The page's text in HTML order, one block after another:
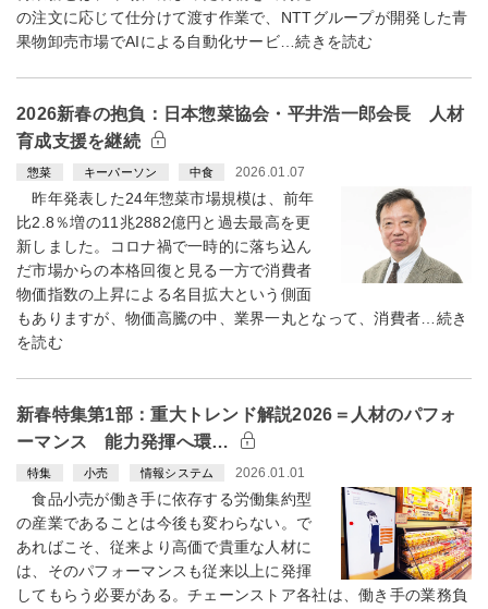
の注文に応じて仕分けて渡す作業で、NTTグループが開発した青
果物卸売市場でAIによる自動化サービ…続きを読む
2026新春の抱負：日本惣菜協会・平井浩一郎会長 人材
育成支援を継続
惣菜 キーパーソン 中食 2026.01.07
昨年発表した24年惣菜市場規模は、前年
比2.8％増の11兆2882億円と過去最高を更
新しました。コロナ禍で一時的に落ち込ん
だ市場からの本格回復と見る一方で消費者
物価指数の上昇による名目拡大という側面
もありますが、物価高騰の中、業界一丸となって、消費者…続き
を読む
新春特集第1部：重大トレンド解説2026＝人材のパフォ
ーマンス 能力発揮へ環…
特集 小売 情報システム 2026.01.01
食品小売が働き手に依存する労働集約型
の産業であることは今後も変わらない。で
あればこそ、従来より高価で貴重な人材に
は、そのパフォーマンスも従来以上に発揮
してもらう必要がある。チェーンストア各社は、働き手の業務負